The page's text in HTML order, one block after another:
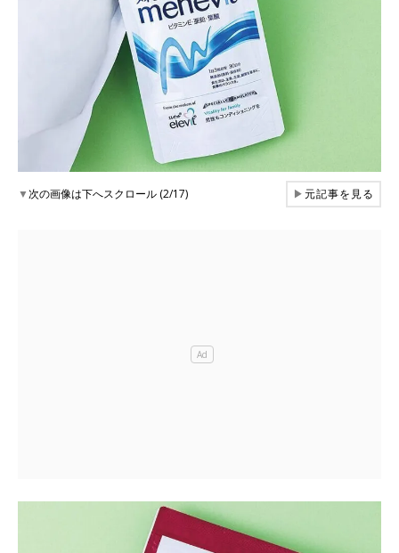
▼次の画像は下へスクロール (2/17) ▶元記事を見る